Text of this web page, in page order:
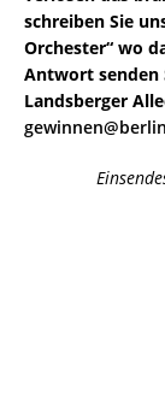
schreiben Sie
Orchester“ wo
Antwort senden
Landsberger